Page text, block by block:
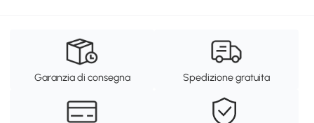
Garanzia di consegna Spedizione gratuita